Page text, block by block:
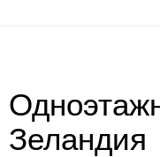
Зеландия